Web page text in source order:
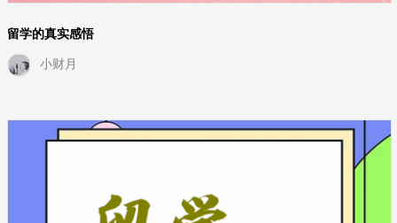
留学的真实感悟
小财月